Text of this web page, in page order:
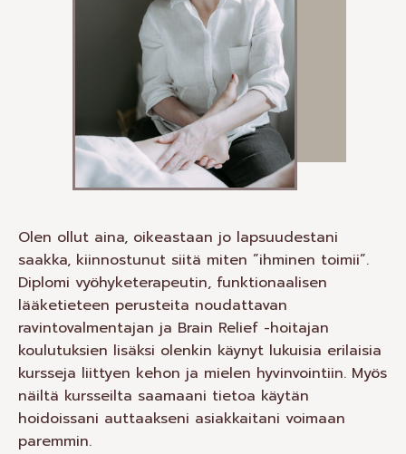
Olen ollut aina, oikeastaan jo lapsuudestani
saakka, kiinnostunut siitä miten ”ihminen toimii”.
Diplomi vyöhyketerapeutin, funktionaalisen
lääketieteen perusteita noudattavan
ravintovalmentajan ja Brain Relief -hoitajan
koulutuksien lisäksi olenkin käynyt lukuisia erilaisia
kursseja liittyen kehon ja mielen hyvinvointiin. Myös
näiltä kursseilta saamaani tietoa käytän
hoidoissani auttaakseni asiakkaitani voimaan
paremmin.